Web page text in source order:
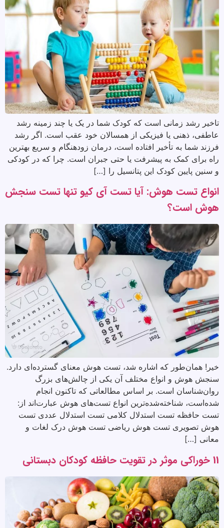
تاخیر رشد زمانی است که کودک شما در یک یا چند زمینه رشد
عاطفی، ذهنی یا فیزیکی از همسالان خود عقب است. اگر رشد
فرزند شما به تأخیر افتاده است، درمان زودهنگام و سریع بهترین
راه برای کمک به پیشرفت یا حتی جبران است. چرا که در کودکی
و سنین پایین کودک این پتانسیل را […]
انواع تست هوش: آیا تست آی کیو تنها تست سنجش
هوش است؟
خیر! همان‌طور که اشاره شد، تست هوش معنای گسترده‌ای دارد.
سنجش هوش و انواع مختلف آن یکی از چالش‌های بزرگ
روان‌شناسان است. بر اساس مطالعاتی که تاکنون انجام
شده‌است، شناخته‌شده‌ترین انواع تست‌های هوش عبارت‌اند از:
تست حافظه تست استدلال کلامی تست استدلال عددی تست
هوش تصویری تست هوش ریاضی تست هوش درک لغات و
معانی […]
11 خوراکی موثر در تقویت حافظه کودکان دبستانی